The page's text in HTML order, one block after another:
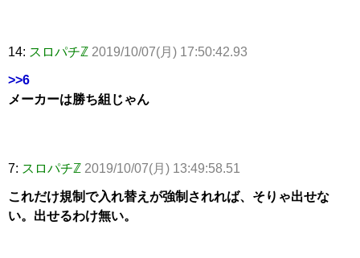
14: スロパチℤ 2019/10/07(月) 17:50:42.93
>>6
メーカーは勝ち組じゃん
7: スロパチℤ 2019/10/07(月) 13:49:58.51
これだけ規制で入れ替えが強制されれば、そりゃ出せな
い。出せるわけ無い。